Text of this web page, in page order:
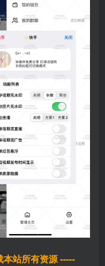
站所有资源 -----